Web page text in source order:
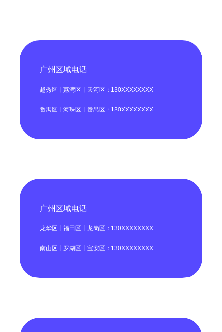
广州区域电话
越秀区丨荔湾区丨天河区：130XXXXXXXX
番禺区丨海珠区丨番禺区：130XXXXXXXX
广州区域电话
龙华区丨福田区丨龙岗区：130XXXXXXXX
南山区丨罗湖区丨宝安区：130XXXXXXXX